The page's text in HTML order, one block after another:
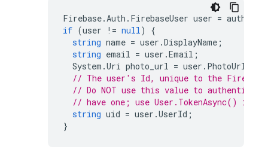
Firebase.Auth . FirebaseUser user = auth
if (user != null)
{
string name = user .DisplayName ;
string email = user .Email ;
System .Uri photo_url = user . PhotoUrl
// The user's Id, unique to the
// Do NOT use this value to
// have one; use User.TokenAsync()
string uid = user .UserId ;
}